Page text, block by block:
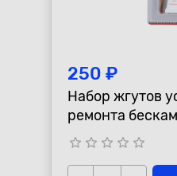
250 ₽
Набор жгутов
ремонта
ARNEZI R7950011
star_border star_border star_border star_border star_border